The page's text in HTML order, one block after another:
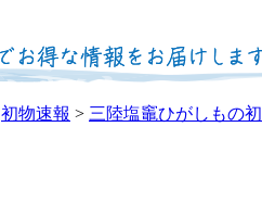
初物速報 > 三陸塩竈ひがしもの